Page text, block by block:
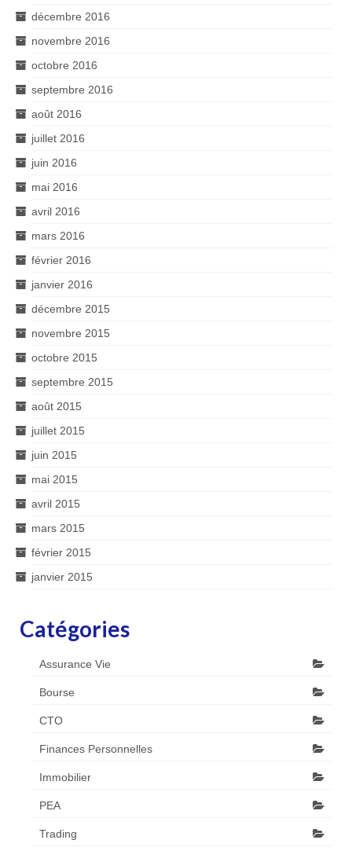
décembre 2016
novembre 2016
octobre 2016
septembre 2016
août 2016
juillet 2016
juin 2016
mai 2016
avril 2016
mars 2016
février 2016
janvier 2016
décembre 2015
novembre 2015
octobre 2015
septembre 2015
août 2015
juillet 2015
juin 2015
mai 2015
avril 2015
mars 2015
février 2015
janvier 2015
Catégories
Assurance Vie
Bourse
CTO
Finances Personnelles
Immobilier
PEA
Trading